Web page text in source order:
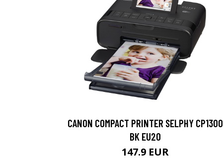
CANON COMPACT PRINTER SELPHY CP1300
BK EU20
147.9 EUR